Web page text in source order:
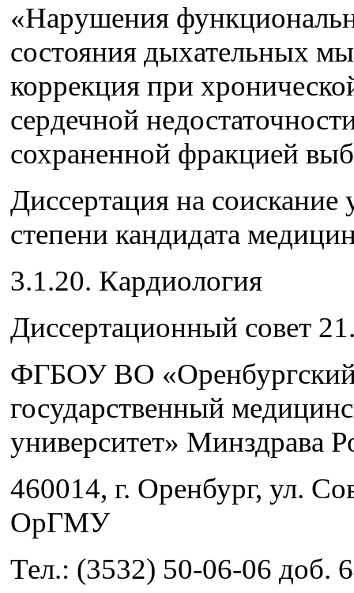
«Нарушения
состояния дыхательных
коррекция при
сердечной
сохраненной фракцией
Диссертация на соискание
степени кандидата
3.1.20. Кардиология
Диссертационный совет
ФГБОУ ВО
государственный
университет» Минздрава
460014, г. Оренбург, ул.
ОрГМУ
Тел.: (3532) 50-06-06 доб.